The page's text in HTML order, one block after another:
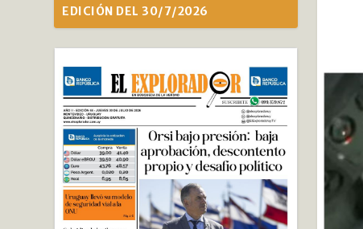
EDICIÓN DEL 30/7/2026